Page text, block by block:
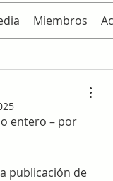
Miembros
entero – por
publicación de